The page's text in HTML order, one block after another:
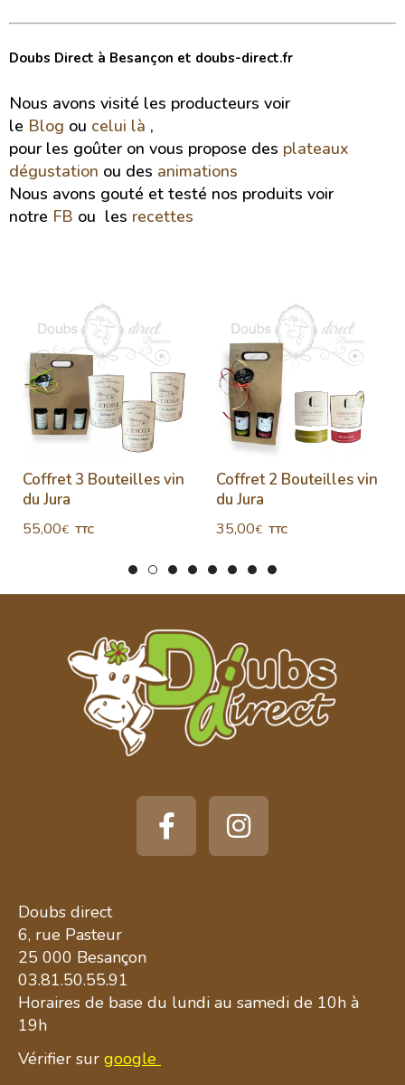
Doubs Direct à Besançon et doubs-direct.fr
Nous avons visité les producteurs voir
le Blog ou celui là ,
pour les goûter on vous propose des plateaux
dégustation ou des animations
Nous avons gouté et testé nos produits voir
notre FB ou les recettes
Coffret 3 Bouteilles vin
du Jura
55,00€ TTC
Coffret 2 Bouteilles vin
du Jura
35,00€ TTC
Doubs direct
6, rue Pasteur
25 000 Besançon
03.81.50.55.91
Horaires de base du lundi au samedi de 10h à
19h
Vérifier sur google